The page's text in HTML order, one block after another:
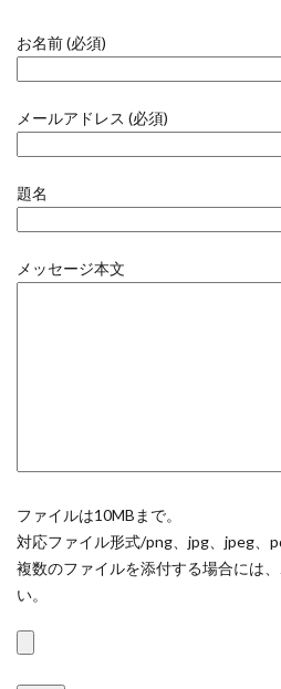
お名前 (必須)
メールアドレス (必須)
題名
メッセージ本文
ファイルは10MBまで。
対応ファイル形式/png、jpg、jpeg、
複数のファイルを添付する場合には
い。